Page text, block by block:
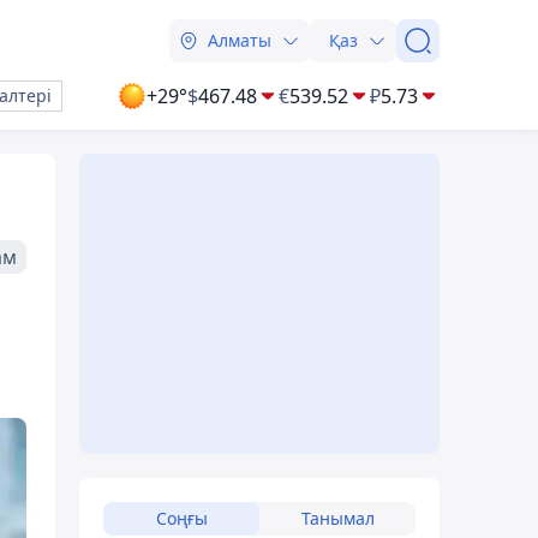
Алматы Қаз
+29°$467.48 €539.52 ₽5.73
Соңғы Танымал